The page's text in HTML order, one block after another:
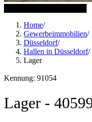
Home/
Gewerbeimmobilien/
Düsseldorf/
Hallen in Düsseldorf/
Lager
Kennung: 91054
Lager -